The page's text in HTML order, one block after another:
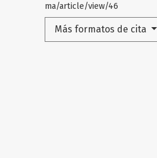
ma/article/view/46
Más formatos de cita